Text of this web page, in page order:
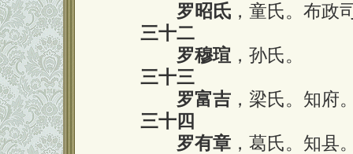
罗昭氐 ，童氏。布政
三十二
罗穆瑄 ，孙氏。
三十三
罗富吉 ，梁氏。知府
三十四
罗有章 ，葛氏。知县